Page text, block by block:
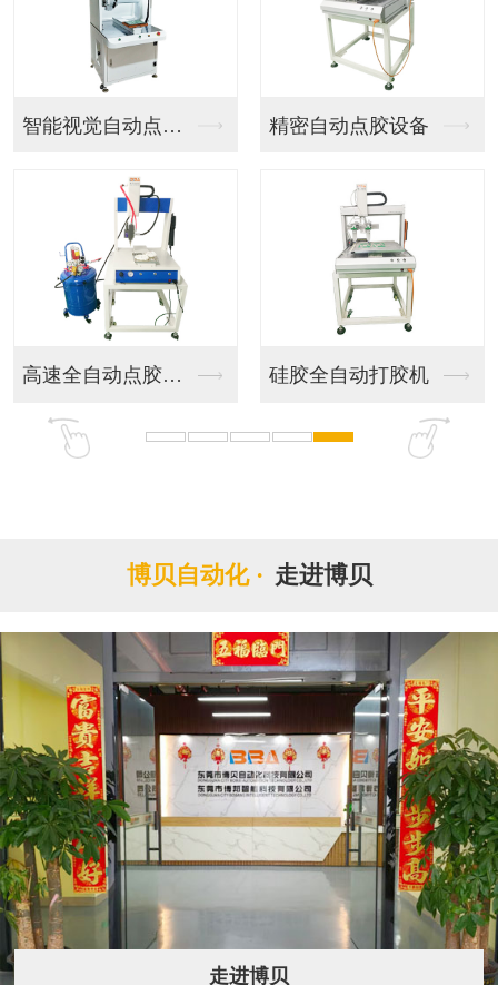
智能视觉自动点胶机器... 精密自动点胶设备
高速全自动点胶设备 硅胶全自动打胶机
博贝自动化 · 走进博贝
走进博贝